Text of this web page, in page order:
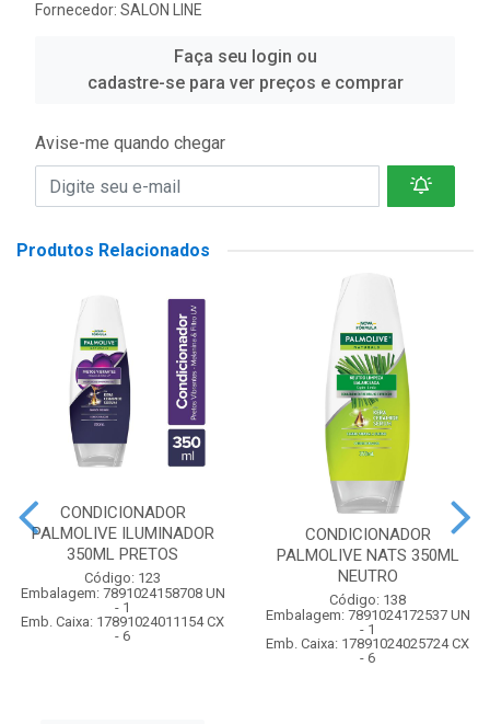
Fornecedor: SALON LINE
Faça seu login ou
cadastre-se para ver preços e comprar
Avise-me quando chegar
Produtos Relacionados
CONDICIONADOR
PALMOLIVE ILUMINADOR
350ML PRETOS
Código: 123
Embalagem: 7891024158708 UN
- 1
Emb. Caixa: 17891024011154 CX
- 6
CONDICIONADOR
PALMOLIVE NATS 350ML
NEUTRO
Código: 138
Embalagem: 7891024172537 UN
- 1
Emb. Caixa: 17891024025724 CX
- 6